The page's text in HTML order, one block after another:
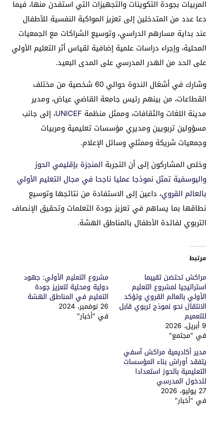
المربيات بجودة التكوينات والتجهيزات التي استفدن منها، فيما
دعا عدد من المتدخلين إلى تعزيز المواكبة النفسية للأطفال
عند بداية مسارهم الدراسي، وتوسيع الشراكات مع الجمعيات
المحلية، وإجراء دراسات علمية إضافية لقياس أثر التعليم الأولي
على الحد من الهدر المدرسي على المدى البعيد.
وشارك في أشغال الندوة حوالي 60 شخصية من مختلف
القطاعات، من بينهم رئيس جامعة القاضي عياض، ومدير
مدينة اللغات والثقافات، وممثل منظمة UNICEF، إلى جانب
مسؤولين تربويين ومديري مؤسسات تعليمية ومربيات
وجمعيات شريكة وممثلي وسائل الإعلام.
وخلص المشاركون إلى أن التجربة المنجزة بإقليمي الحوز
واليوسفية تمثل نموذجا عمليا ناجحا في مجال التعليم الأولي
بالعالم القروي، داعين إلى الاستفادة من نتائجها وتوسيع
نطاقها بما يساهم في تعزيز جودة التعلمات وتحقيق الإنصاف
التربوي لفائدة الأطفال بالمناطق الهشة.
مرتبط
مراكش تحتضن تقييما
استراتيجيا لمشروع التعليم
الأولي بالعالم القروي وتؤكد
الانتقال نحو نموذج تربوي قابل
للتعميم
9 أبريل، 2026
في "مجتمع"
مشروع التعليم الأولي: جهود
دولية ومحلية لتعزيز جودة
التعليم في المناطق الهشة
26 نوفمبر، 2024
في "أخبار"
مدير أكاديمية مراكش آسفي
يتفقد أوراش بناء المؤسسات
التعليمية بالحوز استعدادا
للدخول المدرسي
27 يوليو، 2026
في "أخبار"